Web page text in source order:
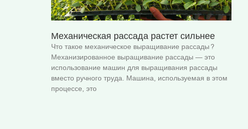
Механическая рассада растет сильнее
Что такое механическое выращивание рассады?
Механизированное выращивание рассады — это
использование машин для выращивания рассады
вместо ручного труда. Машина, используемая в этом
процессе, это